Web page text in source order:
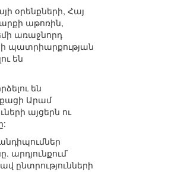
օրենքների, Հայ
աթոռին,
առաջնորդ
պատրիարքության
են
են
Արամ
այցերն ու
ընտրությունների